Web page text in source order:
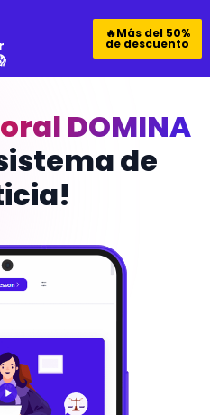
🔥Más del 50%
de descuento
DOMINA
de